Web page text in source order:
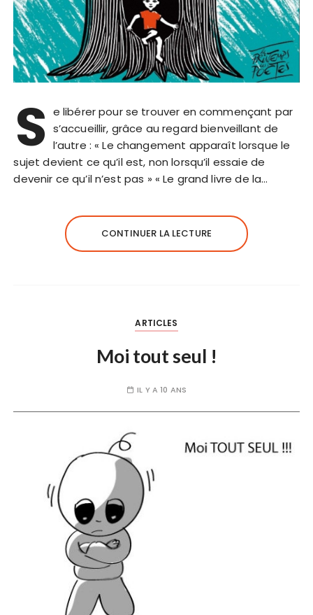
S e libérer pour se trouver en commençant par
s’accueillir, grâce au regard bienveillant de
l’autre : « Le changement apparaît lorsque le
sujet devient ce qu’il est, non lorsqu’il essaie de
devenir ce qu’il n’est pas » « Le grand livre de la…
CONTINUER LA LECTURE
ARTICLES
Moi tout seul !
IL Y A 10 ANS